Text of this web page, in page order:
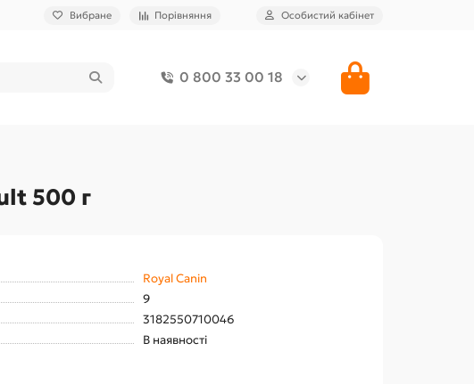
Вибране Порівняння Особистий кабінет
0 800 33 00 18
500 г
Royal Canin
9
3182550710046
В наявності